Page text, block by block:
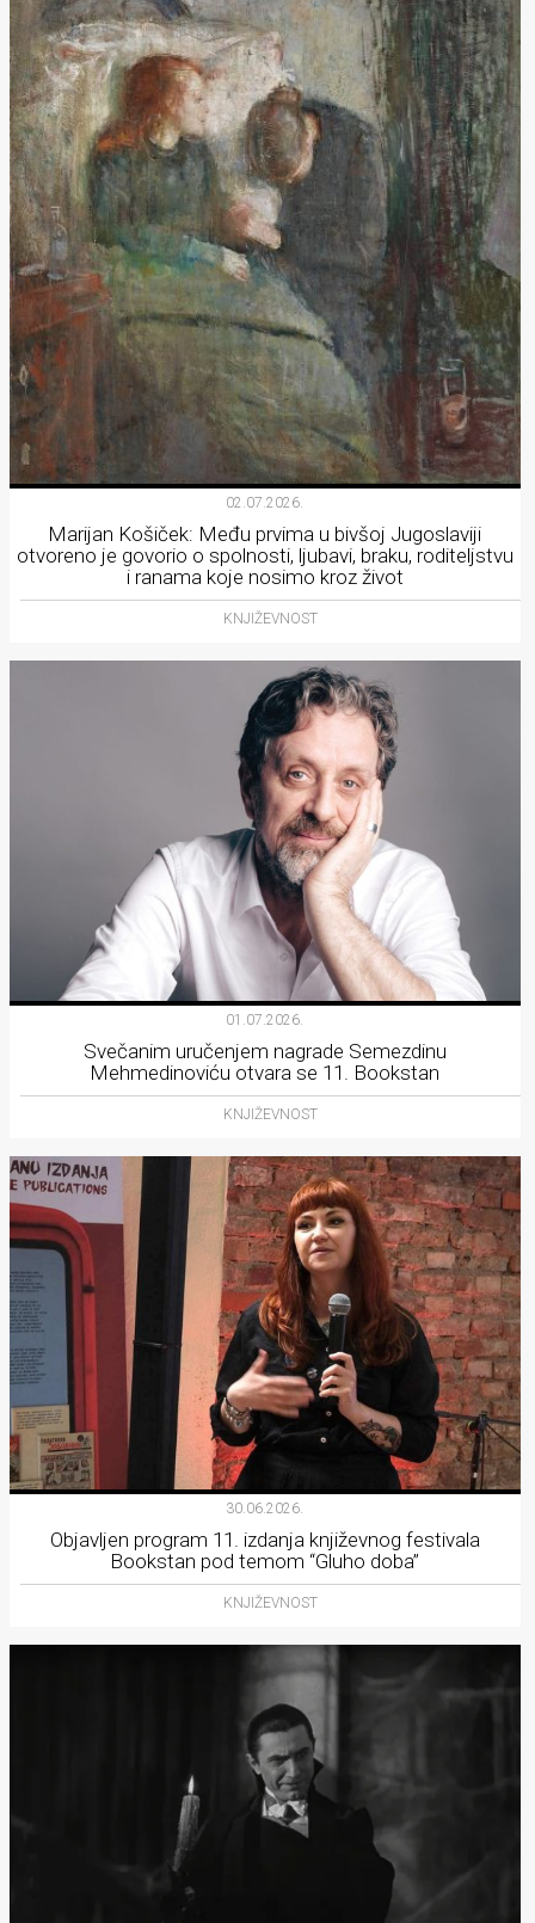
02.07.2026.
Marijan Košiček: Među prvima u bivšoj Jugoslaviji
otvoreno je govorio o spolnosti, ljubavi, braku, roditeljstvu
i ranama koje nosimo kroz život
KNJIŽEVNOST
01.07.2026.
Svečanim uručenjem nagrade Semezdinu
Mehmedinoviću otvara se 11. Bookstan
KNJIŽEVNOST
30.06.2026.
Objavljen program 11. izdanja književnog festivala
Bookstan pod temom “Gluho doba”
KNJIŽEVNOST